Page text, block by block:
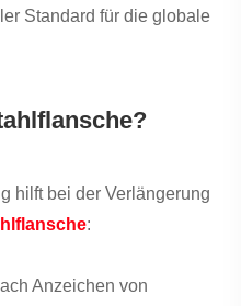
Standard für die globale
hilft bei der Verlängerung
:
Anzeichen von